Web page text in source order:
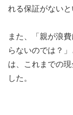
れる保証がないと
また、「親が浪
らないのでは？
は、これまでの
した。